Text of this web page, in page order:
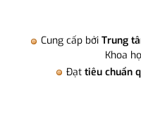
Cung cấp bởi Trung
Khoa
Đạt tiêu chuẩn